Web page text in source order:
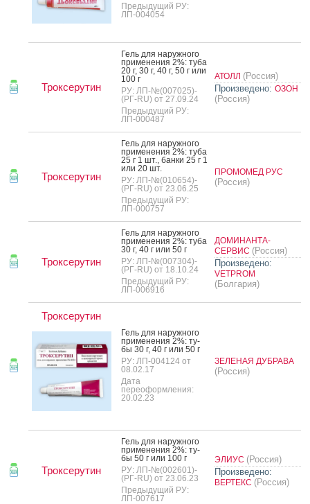
Предыдущий РУ:
ЛП-004054
Троксерутин
Гель для на­руж­но­го
при­мене­ния 2%: ту­ба
20 г, 30 г, 40 г, 50 г или
100 г
РУ: ЛП-№(007025)-
(РГ-RU) от 27.09.24
Предыдущий РУ:
ЛП-000487
АТОЛЛ (Россия)
Произведено: ОЗОН
(Россия)
Троксерутин
Гель для на­руж­но­го
при­мене­ния 2%: ту­ба
25 г 1 шт., бан­ки 25 г 1
или 20 шт.
РУ: ЛП-№(010654)-
(РГ-RU) от 23.06.25
Предыдущий РУ:
ЛП-000757
ПРОМОМЕД РУС
(Россия)
Троксерутин
Гель для на­руж­но­го
при­мене­ния 2%: ту­ба
30 г, 40 г или 50 г
РУ: ЛП-№(007304)-
(РГ-RU) от 18.10.24
Предыдущий РУ:
ЛП-006916
ДОМИНАНТА-
СЕРВИС (Россия)
Произведено:
VETPROM
(Болгария)
Троксерутин
Гель для на­руж­но­го
при­мене­ния 2%: ту­
бы 30 г, 40 г или 50 г
РУ: ЛП-004124 от
08.02.17
Дата
переоформления:
20.02.23
ЗЕЛЕНАЯ ДУБРАВА
(Россия)
Троксерутин
Гель для на­руж­но­го
при­мене­ния 2%: ту­
бы 50 г или 100 г
РУ: ЛП-№(002601)-
(РГ-RU) от 23.06.23
Предыдущий РУ:
ЛП-007617
ЭЛИУС (Россия)
Произведено:
ВЕРТЕКС (Россия)